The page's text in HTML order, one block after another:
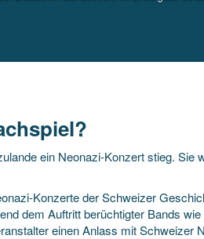
ein Neonazi-Konzert stieg. Sie
Konzerte der Schweizer
dem Auftritt berüchtigter Bands
einen Anlass mit Schweizer